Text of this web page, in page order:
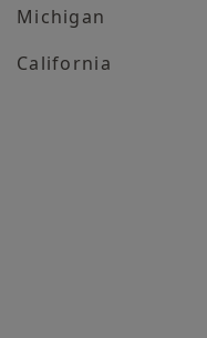
Michigan
California